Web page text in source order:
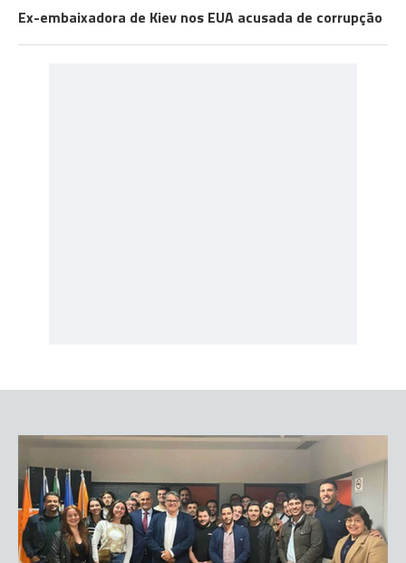
Ex-embaixadora de Kiev nos EUA acusada de corrupção